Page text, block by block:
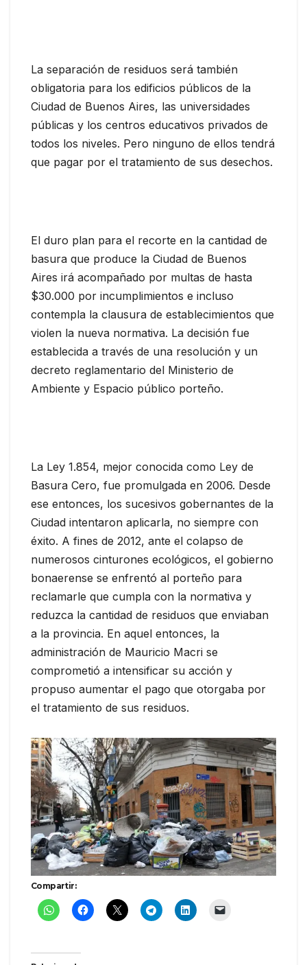
La separación de residuos será también
obligatoria para los edificios públicos de la
Ciudad de Buenos Aires, las universidades
públicas y los centros educativos privados de
todos los niveles. Pero ninguno de ellos tendrá
que pagar por el tratamiento de sus desechos.
El duro plan para el recorte en la cantidad de
basura que produce la Ciudad de Buenos
Aires irá acompañado por multas de hasta
$30.000 por incumplimientos e incluso
contempla la clausura de establecimientos que
violen la nueva normativa. La decisión fue
establecida a través de una resolución y un
decreto reglamentario del Ministerio de
Ambiente y Espacio público porteño.
La Ley 1.854, mejor conocida como Ley de
Basura Cero, fue promulgada en 2006. Desde
ese entonces, los sucesivos gobernantes de la
Ciudad intentaron aplicarla, no siempre con
éxito. A fines de 2012, ante el colapso de
numerosos cinturones ecológicos, el gobierno
bonaerense se enfrentó al porteño para
reclamarle que cumpla con la normativa y
reduzca la cantidad de residuos que enviaban
a la provincia. En aquel entonces, la
administración de Mauricio Macri se
comprometió a intensificar su acción y
propuso aumentar el pago que otorgaba por
el tratamiento de sus residuos.
Compartir: